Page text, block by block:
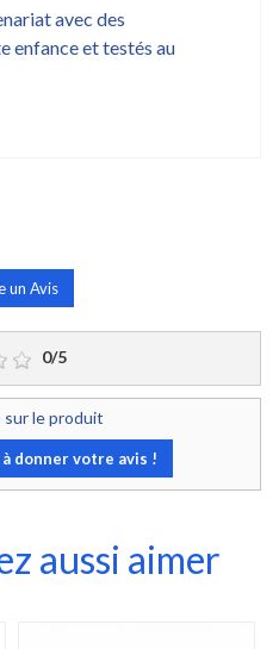
avec des
enfance et testés au
un Avis
0/5
sur le produit
donner votre avis !
aussi aimer